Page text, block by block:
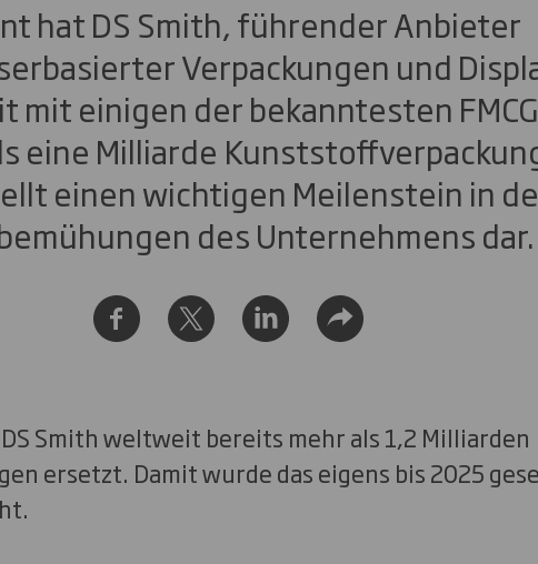
hat DS Smith, führender Anbieter
Verpackungen und
mit einigen der bekanntesten
eine Milliarde
einen wichtigen Meilenstein in
des Unternehmens dar.
Smith weltweit bereits mehr als 1,2 Milliarden
ersetzt. Damit wurde das eigens bis 2025